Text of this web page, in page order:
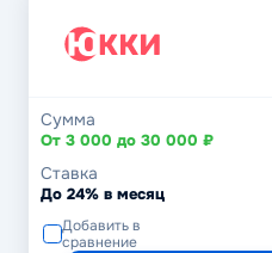
Сумма
От 3 000 до 30 000 ₽
Ставка
До 24% в месяц
Добавить в
сравнение